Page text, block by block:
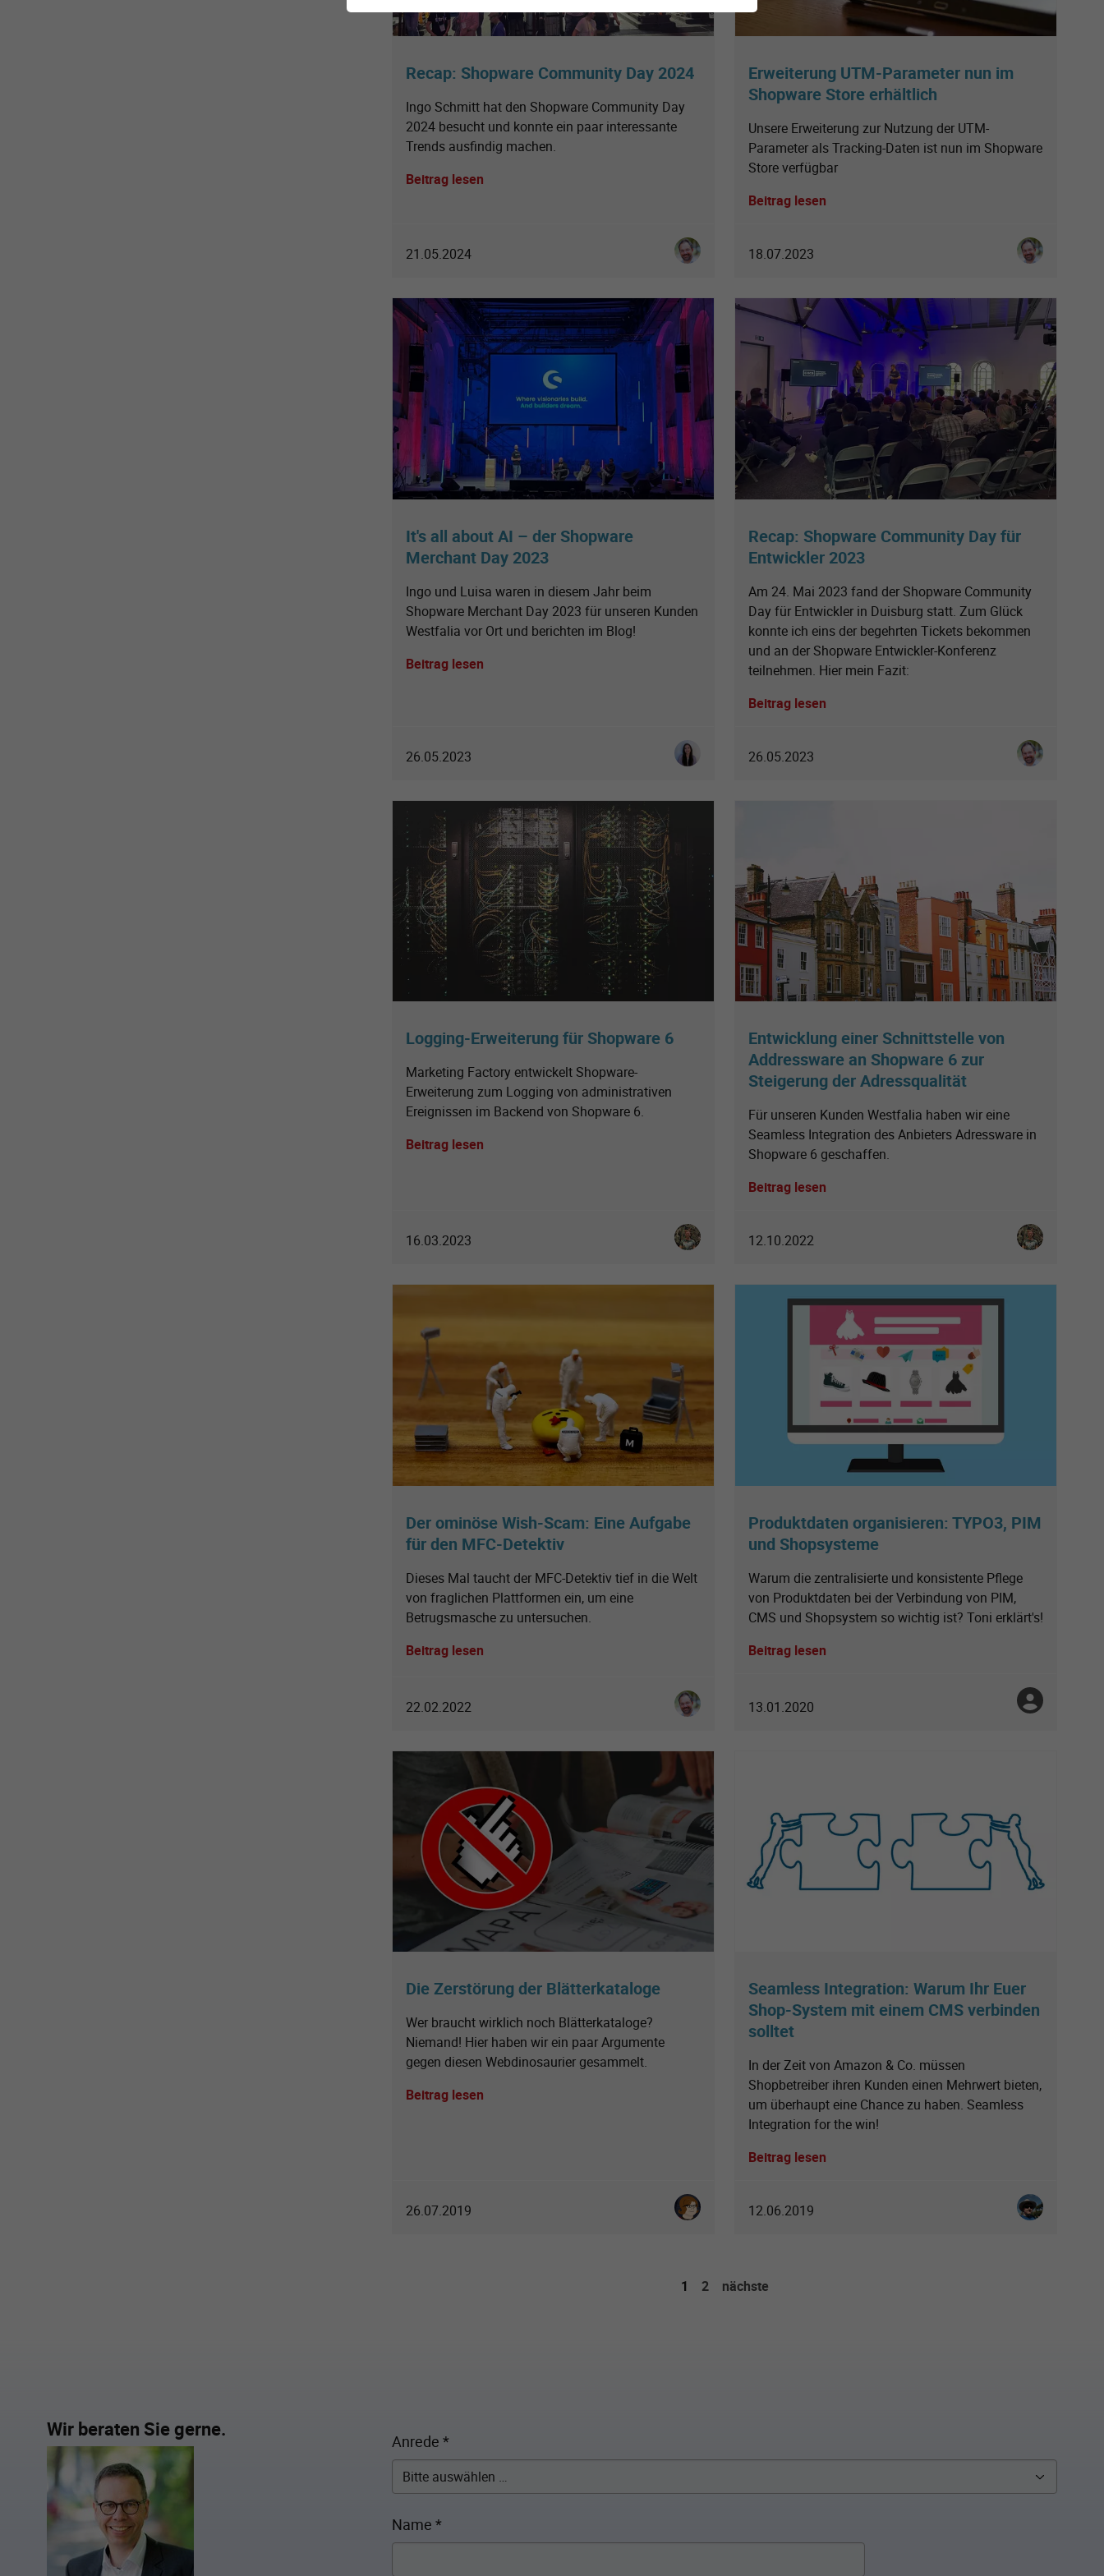
Recap: Shopware Community Day 2024
Ingo Schmitt hat den Shopware Community Day
2024 besucht und konnte ein paar interessante
Trends ausfindig machen.
Beitrag lesen
21.05.2024 Ingo Schmitt
Erweiterung UTM-Parameter nun im
Shopware Store erhältlich
Unsere Erweiterung zur Nutzung der UTM-
Parameter als Tracking-Daten ist nun im Shopware
Store verfügbar
Beitrag lesen
18.07.2023 Ingo Schmitt
It's all about AI – der Shopware
Merchant Day 2023
Ingo und Luisa waren in diesem Jahr beim
Shopware Merchant Day 2023 für unseren Kunden
Westfalia vor Ort und berichten im Blog!
Beitrag lesen
26.05.2023 Luisa Sofie Faßbender
Recap: Shopware Community Day für
Entwickler 2023
Am 24. Mai 2023 fand der Shopware Community
Day für Entwickler in Duisburg statt. Zum Glück
konnte ich eins der begehrten Tickets bekommen
und an der Shopware Entwickler-Konferenz
teilnehmen. Hier mein Fazit:
Beitrag lesen
26.05.2023 Ingo Schmitt
Logging-Erweiterung für Shopware 6
Marketing Factory entwickelt Shopware-
Erweiterung zum Logging von administrativen
Ereignissen im Backend von Shopware 6.
Beitrag lesen
16.03.2023 Christoph Schneider
Entwicklung einer Schnittstelle von
Addressware an Shopware 6 zur
Steigerung der Adressqualität
Für unseren Kunden Westfalia haben wir eine
Seamless Integration des Anbieters Adressware in
Shopware 6 geschaffen.
Beitrag lesen
12.10.2022 Christoph
Der ominöse Wish-Scam: Eine Aufgabe
für den MFC-Detektiv
Dieses Mal taucht der MFC-Detektiv tief in die Welt
von fraglichen Plattformen ein, um eine
Betrugsmasche zu untersuchen.
Beitrag lesen
22.02.2022 Ingo Schmitt
Produktdaten organisieren: TYPO3, PIM
und Shopsysteme
Warum die zentralisierte und konsistente Pflege
von Produktdaten bei der Verbindung von PIM,
CMS und Shopsystem so wichtig ist? Toni erklärt's!
Beitrag lesen
13.01.2020
Toni Nowotsch
Die Zerstörung der Blätterkataloge
Wer braucht wirklich noch Blätterkataloge?
Niemand! Hier haben wir ein paar Argumente
gegen diesen Webdinosaurier gesammelt.
Beitrag lesen
26.07.2019 Karoline Steinfatt
Seamless Integration: Warum Ihr Euer
Shop-System mit einem CMS verbinden
solltet
In der Zeit von Amazon & Co. müssen
Shopbetreiber ihren Kunden einen Mehrwert bieten,
um überhaupt eine Chance zu haben. Seamless
Integration for the win!
Beitrag lesen
12.06.2019 Christian Spoo
1 2 nächste
Wir beraten Sie gerne.
Anrede *
Name *